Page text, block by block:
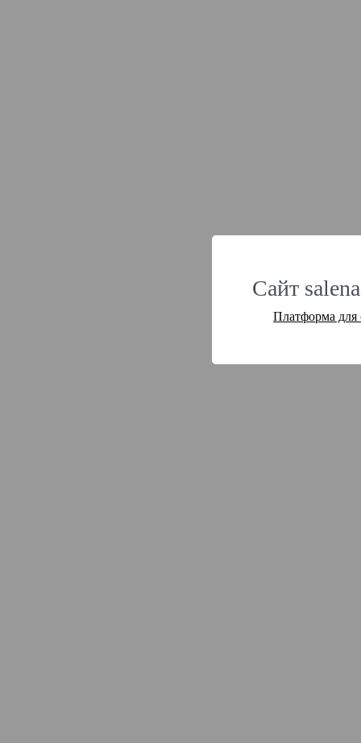
Сайт
Платформа для